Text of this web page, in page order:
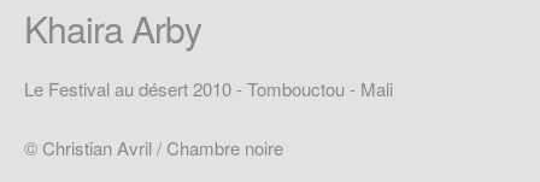
Khaira Arby
Le Festival au désert 2010 - Tombouctou - Mali
© Christian Avril / Chambre noire